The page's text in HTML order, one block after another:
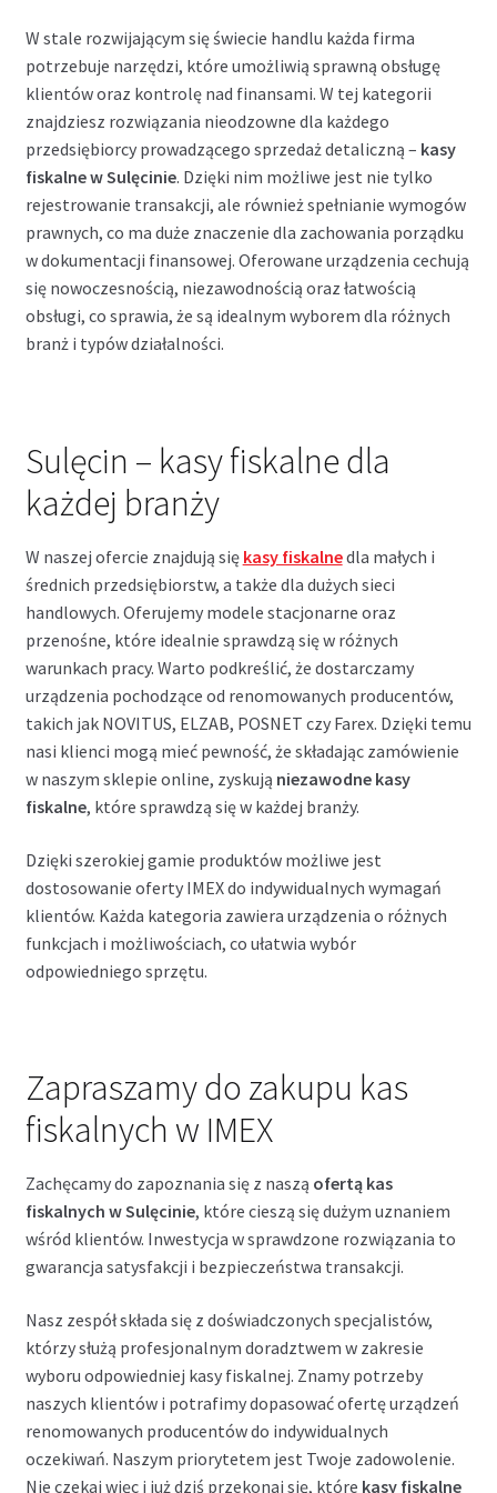
Podpis Kwalifikowany
Kasy na Raty
Blog
menu
Kontakt
menu
Moje konto (Zarejestruj / Zaloguj)
Rozwiń
menu
W stale rozwijającym się świecie handlu każda firma
potrzebuje narzędzi, które umożliwią sprawną obsługę
klientów oraz kontrolę nad finansami. W tej kategorii
znajdziesz rozwiązania nieodzowne dla każdego
przedsiębiorcy prowadzącego sprzedaż detaliczną – kasy
fiskalne w Sulęcinie. Dzięki nim możliwe jest nie tylko
rejestrowanie transakcji, ale również spełnianie wymogów
prawnych, co ma duże znaczenie dla zachowania porządku
w dokumentacji finansowej. Oferowane urządzenia cechują
się nowoczesnością, niezawodnością oraz łatwością
obsługi, co sprawia, że są idealnym wyborem dla różnych
branż i typów działalności.
Sulęcin – kasy fiskalne dla
każdej branży
W naszej ofercie znajdują się kasy fiskalnedla małych i
średnich przedsiębiorstw, a także dla dużych sieci
handlowych. Oferujemy modele stacjonarne oraz
przenośne, które idealnie sprawdzą się w różnych
warunkach pracy. Warto podkreślić, że dostarczamy
urządzenia pochodzące od renomowanych producentów,
takich jak NOVITUS, ELZAB, POSNET czy Farex. Dzięki temu
nasi klienci mogą mieć pewność, że składając zamówienie
w naszym sklepie online, zyskują niezawodne kasy
fiskalne, które sprawdzą się w każdej branży.
Dzięki szerokiej gamie produktów możliwe jest
dostosowanie oferty IMEX do indywidualnych wymagań
klientów. Każda kategoria zawiera urządzenia o różnych
funkcjach i możliwościach, co ułatwia wybór
odpowiedniego sprzętu.
Zapraszamy do zakupu kas
fiskalnych w IMEX
Zachęcamy do zapoznania się z naszą ofertą kas
fiskalnych w Sulęcinie, które cieszą się dużym uznaniem
wśród klientów. Inwestycja w sprawdzone rozwiązania to
gwarancja satysfakcji i bezpieczeństwa transakcji.
Nasz zespół składa się z doświadczonych specjalistów,
którzy służą profesjonalnym doradztwem w zakresie
wyboru odpowiedniej kasy fiskalnej. Znamy potrzeby
naszych klientów i potrafimy dopasować ofertę urządzeń
renomowanych producentów do indywidualnych
oczekiwań. Naszym priorytetem jest Twoje zadowolenie.
Nie czekaj więc i już dziś przekonaj się, które kasy fiskalne